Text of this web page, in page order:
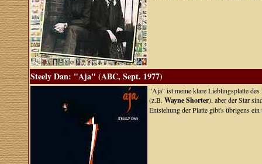
Steely Dan: "Aja" (ABC, Sept. 1977)
"Aja" ist meine klare Lieblingsplatte
(z.B. Wayne Shorter), aber der Star
Entstehung der Platte gibt's übrigens